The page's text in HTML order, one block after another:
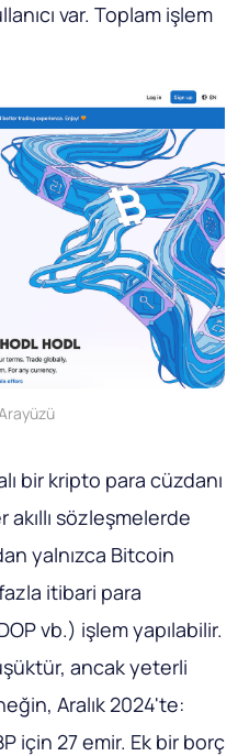
var. Toplam işlem
bir kripto para cüzdanı
sözleşmelerde
yalnızca Bitcoin
itibari para
vb.) işlem yapılabilir.
ancak yeterli
Aralık 2024'te:
için 27 emir. Ek bir borç